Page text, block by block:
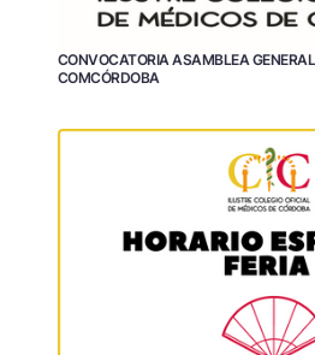
CONVOCATORIA ASAMBLEA
COMCÓRDOBA